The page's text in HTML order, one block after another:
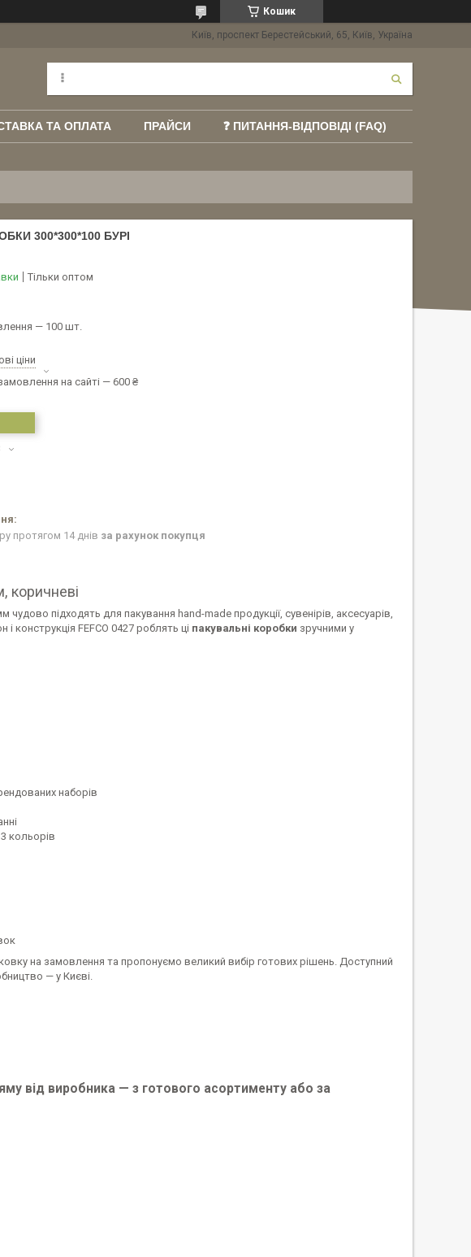
Кошик
Київ, проспект Берестейський, 65, Київ, Україна
ТА ОПЛАТА ПРАЙСИ ❓ ПИТАННЯ-ВІДПОВІДІ (FAQ)
300*300*100 БУРІ
Тільки оптом
— 100 шт.
ціни
на сайті — 600 ₴
протягом 14 днів за рахунок покупця
коричневі
чудово підходять для пакування hand-made продукції, сувенірів, аксесуарів,
конструкція FEFCO 0427 роблять ці пакувальні коробки зручними у
наборів
кольорів
на замовлення та пропонуємо великий вибір готових рішень. Доступний
— у Києві.
від виробника — з готового асортименту або за